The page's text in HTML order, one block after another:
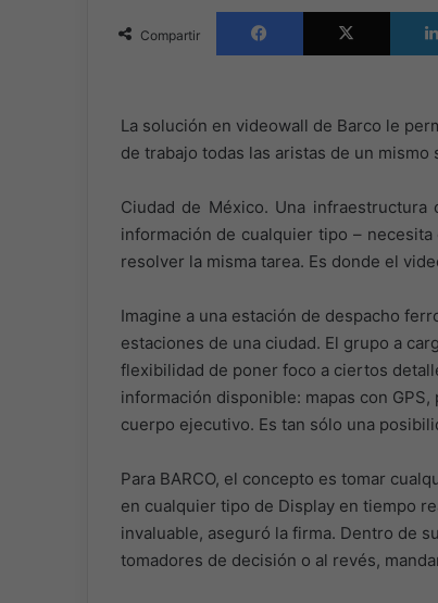
X
Compartir
Facebook X
La solución en videowall de Barco le
de trabajo todas las aristas de un
Ciudad de México. Una
información de cualquier tipo –
resolver la misma tarea. Es donde el
Imagine a una estación de despacho
estaciones de una ciudad. El grupo a
flexibilidad de poner foco a ciertos
información disponible: mapas con
cuerpo ejecutivo. Es tan sólo una
Para BARCO, el concepto es tomar
en cualquier tipo de Display en tiempo
invaluable, aseguró la firma. Dentro de
tomadores de decisión o al revés,